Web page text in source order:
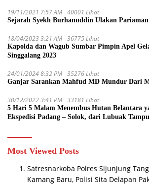
19/11/2021 7:57 AM 40001 Lihat
Sejarah Syekh Burhanuddin Ulakan Pariaman
18/04/2023 3:21 AM 36775 Lihat
Kapolda dan Wagub Sumbar Pimpin Apel
Singgalang 2023
24/01/2024 8:32 PM 35276 Lihat
Ganjar Sarankan Mahfud MD Mundur Dari
30/12/2022 3:41 PM 33181 Lihat
5 Hari 5 Malam Menembus Hutan Belantara
Ekspedisi Padang – Solok, dari Lubuak
Most Viewed Posts
Satresnarkoba Polres Sijunjung
Kamang Baru, Polisi Sita Delapan